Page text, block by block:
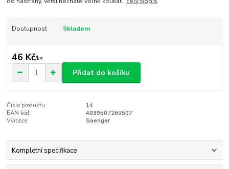
Dostupnost Skladem
46 Kč/ks
Přidat do košíku
Číslo produktu:
14
EAN kód:
4039507260507
Výrobce:
Saenger
Kompletní specifikace